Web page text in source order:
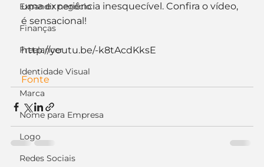
Expandir negócio
Finanças
Freelancer
Identidade Visual
Marca
Nome para Empresa
Logo
Redes Sociais
uma experiência inesquecível. Confira o vídeo,
é sensacional!
http://youtu.be/-k8tAcdKksE
Fonte